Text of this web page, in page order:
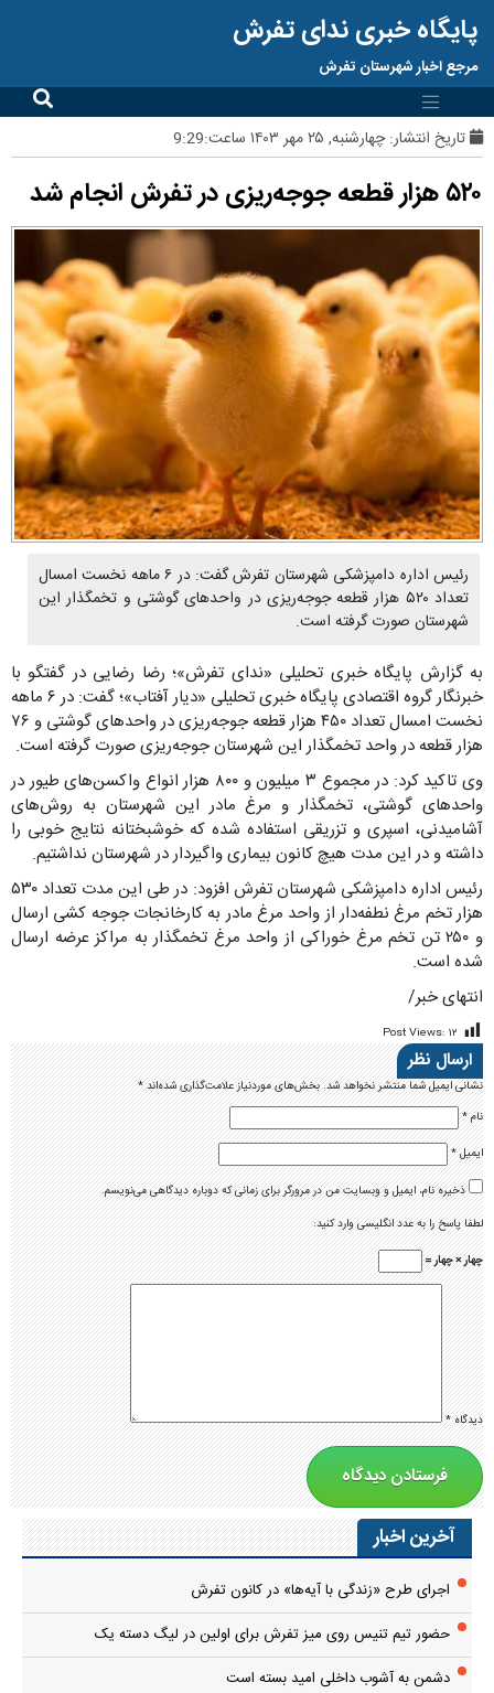
پایگاه خبری ندای تفرش
مرجع اخبار شهرستان تفرش
تاریخ انتشار:چهارشنبه, ۲۵ مهر ۱۴۰۳ ساعت:9:29
۵۲۰ هزار قطعه جوجه‌ریزی در تفرش انجام شد
رئیس اداره دامپزشکی شهرستان تفرش گفت: در ۶ ماهه نخست امسال
تعداد ۵۲۰ هزار قطعه جوجه‌ریزی در واحدهای گوشتی و تخمگذار این
شهرستان صورت گرفته است.
به گزارش پایگاه خبری تحلیلی «ندای تفرش»؛ رضا رضایی در گفتگو با
خبرنگار گروه اقتصادی پایگاه خبری تحلیلی «دیار آفتاب»؛ گفت: در ۶ ماهه
نخست امسال تعداد ۴۵۰ هزار قطعه جوجه‌ریزی در واحدهای گوشتی و ۷۶
هزار قطعه در واحد تخمگذار این شهرستان جوجه‌ریزی صورت گرفته است.
وی تاکید کرد: در مجموع ۳ میلیون و ۸۰۰ هزار انواع واکسن‌های طیور در
واحدهای گوشتی، تخمگذار و مرغ مادر این شهرستان به روش‌های
آشامیدنی، اسپری و تزریقی استفاده شده که خوشبختانه نتایج خوبی را
داشته و در این مدت هیچ کانون بیماری واگیردار در شهرستان نداشتیم.
رئیس اداره دامپزشکی شهرستان تفرش افزود: در طی این مدت تعداد ۵۳۰
هزار تخم مرغ نطفه‌دار از واحد مرغ مادر به کارخانجات جوجه کشی ارسال
و ۲۵۰ تن تخم مرغ خوراکی از واحد مرغ تخمگذار به مراکز عرضه ارسال
شده است.
انتهای خبر/
Post Views: ۱۲
ارسال نظر
نشانی ایمیل شما منتشر نخواهد شد.بخش‌های موردنیاز علامت‌گذاری شده‌اند*
نام*
ایمیل*
ذخیره نام، ایمیل و وبسایت من در مرورگر برای زمانی که دوباره دیدگاهی می‌نویسم.
لطفا پاسخ را به عدد انگلیسی وارد کنید:
چهار × چهار =
دیدگاه*
آخرین اخبار
اجرای طرح «زندگی با آیه‌ها» در کانون تفرش
حضور تیم تنیس روی میز تفرش برای اولین در لیگ دسته یک
دشمن به آشوب داخلی امید بسته است